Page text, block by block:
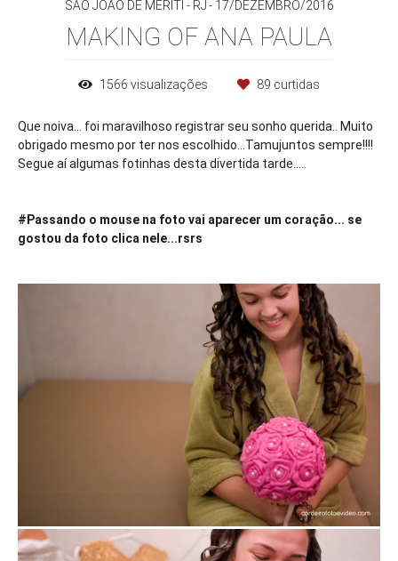
SÃO JOÃO DE MERITI - RJ
17/DEZEMBRO/2016
MAKING OF ANA PAULA
1566 visualizações 89 curtidas
Que noiva... foi maravilhoso registrar seu sonho querida.. Muito
obrigado mesmo por ter nos escolhido...Tamujuntos sempre!!!!
Segue aí algumas fotinhas desta divertida tarde.....
#Passando o mouse na foto vai aparecer um coração... se
gostou da foto clica nele...rsrs